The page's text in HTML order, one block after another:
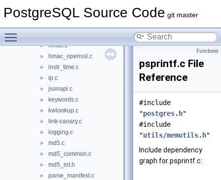
PostgreSQL Source Code git master
► file_perm.c
► hmac.c
► hmac_openssl.c
► instr_time.c
► ip.c
► jsonapi.c
► keywords.c
► kwlookup.c
► link-canary.c
► logging.c
► md5.c
► md5_common.c
► md5_int.h
► parse_manifest.c
Functions
psprintf.c File
Reference
#include
"postgres.h"
#include
"utils/memutils.h"
Include dependency
graph for psprintf.c: